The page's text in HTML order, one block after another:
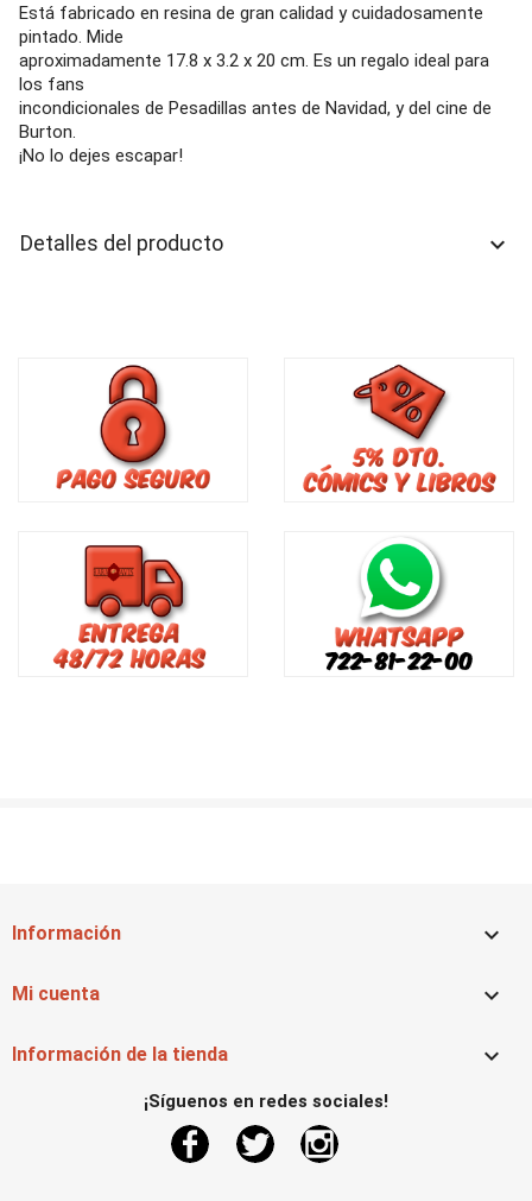
Está fabricado en resina de gran calidad y cuidadosamente
pintado. Mide
aproximadamente 17.8 x 3.2 x 20 cm. Es un regalo ideal para
los fans
incondicionales de Pesadillas antes de Navidad, y del cine de
Burton.
¡No lo dejes escapar!
Detalles del producto keyboard_arrow_down
Información 
Mi cuenta 
Información de la tienda 
¡Síguenos en redes sociales!
FacebookTwitter